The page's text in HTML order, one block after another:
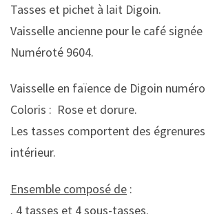
Tasses et pichet à lait Digoin.
Vaisselle ancienne pour le café
Numéroté 9604.
Vaisselle en faïence de Digoin
Coloris : Rose et dorure.
Les tasses comportent des
intérieur.
Ensemble composé de :
. 4 tasses et 4 sous-tasses.